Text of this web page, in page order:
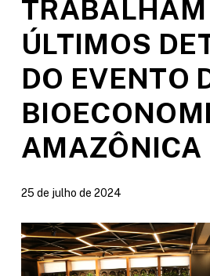
ÚLTIMOS
DO EVENTO
AMAZÔNICA
25 de julho de 2024